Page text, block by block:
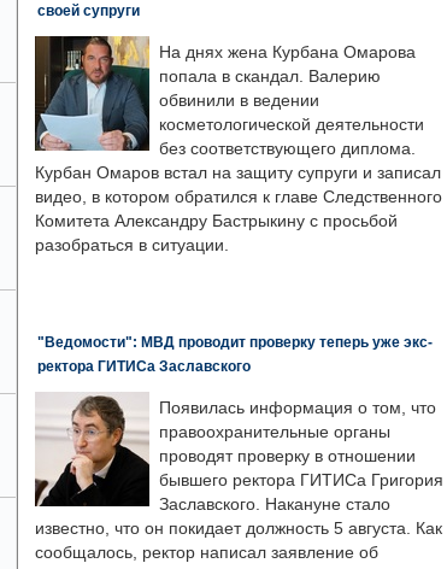
своей супруги
На днях жена Курбана Омарова
попала в скандал. Валерию
обвинили в ведении
косметологической деятельности
без соответствующего диплома.
Курбан Омаров встал на защиту супруги и записал
видео, в котором обратился к главе Следственного
Комитета Александру Бастрыкину с просьбой
разобраться в ситуации.
"Ведомости": МВД проводит проверку теперь уже экс-
ректора ГИТИСа Заславского
Появилась информация о том, что
правоохранительные органы
проводят проверку в отношении
бывшего ректора ГИТИСа Григория
Заславского. Накануне стало
известно, что он покидает должность 5 августа. Как
сообщалось, ректор написал заявление об